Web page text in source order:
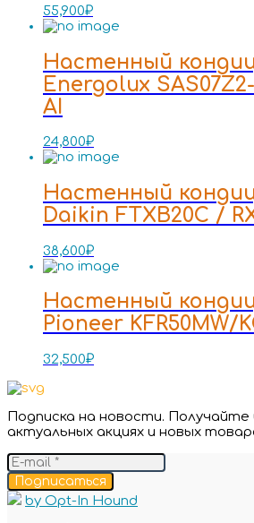
55,900₽
Настенный
Energolux
AI
24,800₽
Настенный
Daikin FTXB20C /
38,600₽
Настенный
Pioneer KFR50MW/
32,500₽
Подписка на новости.
актуальных акциях и новых
Подписаться
by Opt-In Hound